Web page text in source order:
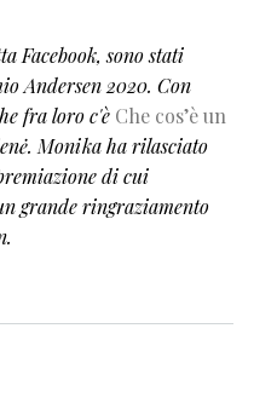
Facebook, sono stati
Andersen 2020. Con
fra loro c'è Che cos’è un
Monika ha rilasciato
di cui
grande ringraziamento